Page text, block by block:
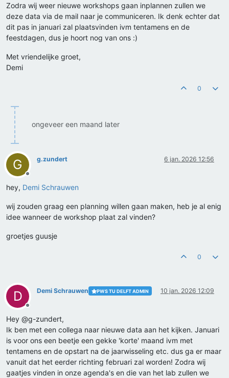
Zodra wij weer nieuwe workshops gaan inplannen zullen we
deze data via de mail naar je communiceren. Ik denk echter dat
dit pas in januari zal plaatsvinden ivm tentamens en de
feestdagen, dus je hoort nog van ons :)
Met vriendelijke groet,
Demi
0
ongeveer een maand later
G
Offline
g.zundert 6 jan. 2026 12:56
hey, Demi Schrauwen
wij zouden graag een planning willen gaan maken, heb je al enig
idee wanneer de workshop plaat zal vinden?
groetjes guusje
0
D
Offline
Demi Schrauwen PWS TU DELFT ADMIN 10 jan. 2026 12:09
Hey @g-zundert,
Ik ben met een collega naar nieuwe data aan het kijken. Januari
is voor ons een beetje een gekke 'korte' maand ivm met
tentamens en de opstart na de jaarwisseling etc. dus ga er maar
vanuit dat het eerder richting februari zal worden! Zodra wij
gaatjes vinden in onze agenda's en die van het lab zullen we